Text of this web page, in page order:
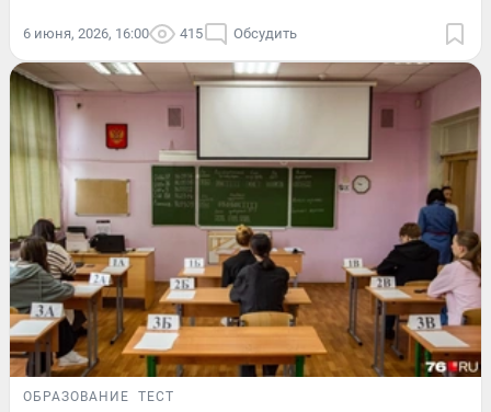
6 июня, 2026, 16:00 415 Обсудить
ОБРАЗОВАНИЕ ТЕСТ